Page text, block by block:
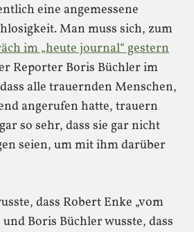
eine angemessene
Man muss sich, zum
im „heute journal“ gestern
Reporter Boris Büchler im
alle trauernden Menschen,
angerufen hatte, trauern
so sehr, dass sie gar nicht
seien, um mit ihm darüber
dass Robert Enke „vom
Boris Büchler wusste, dass